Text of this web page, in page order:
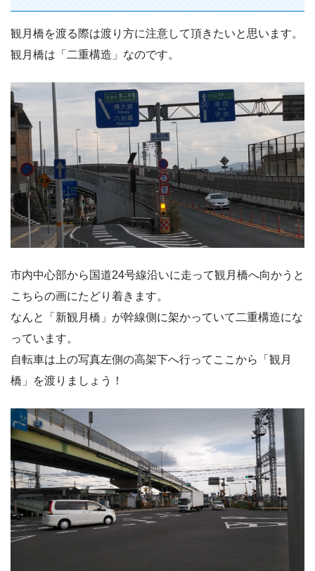
観月橋を渡る際は渡り方に注意して頂きたいと思います。
観月橋は「二重構造」なのです。
市内中心部から国道24号線沿いに走って観月橋へ向かうと
こちらの画にたどり着きます。
なんと「新観月橋」が幹線側に架かっていて二重構造にな
っています。
自転車は上の写真左側の高架下へ行ってここから「観月
橋」を渡りましょう！